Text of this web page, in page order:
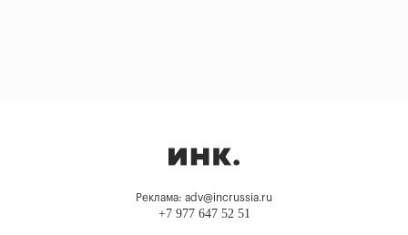
Реклама: adv@incrussia.ru
+7 977 647 52 51